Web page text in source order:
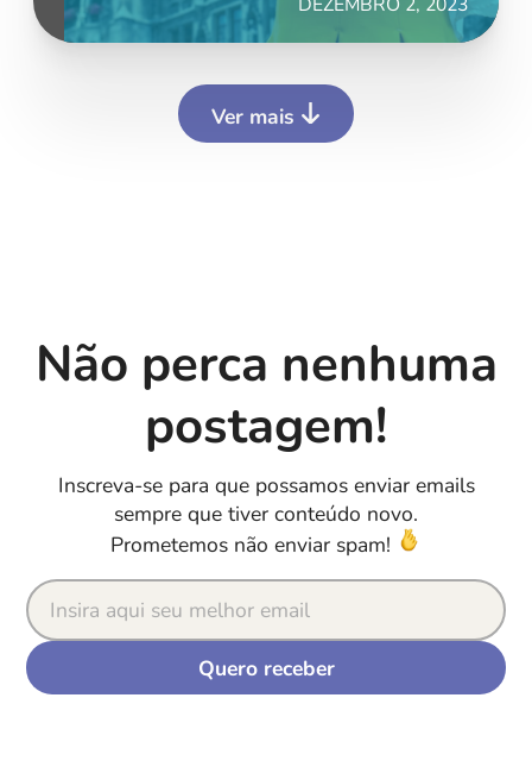
Ver mais
Não perca nenhuma
postagem!
Inscreva-se para que possamos enviar emails
sempre que tiver conteúdo novo.
Prometemos não enviar spam!